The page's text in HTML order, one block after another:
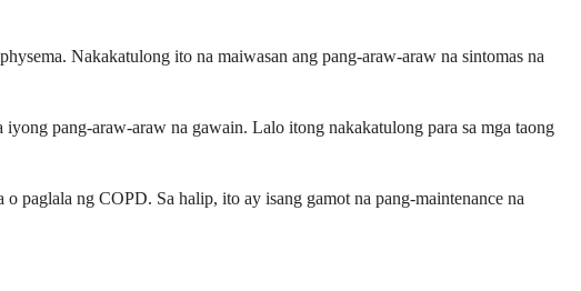
Nakakatulong ito na maiwasan ang pang-araw-araw na sintomas na
pang-araw-araw na gawain. Lalo itong nakakatulong para sa mga taong
paglala ng COPD. Sa halip, ito ay isang gamot na pang-maintenance na